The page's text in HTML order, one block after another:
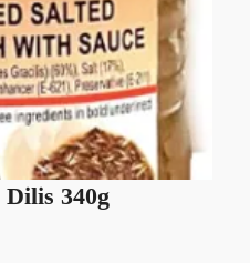
340g